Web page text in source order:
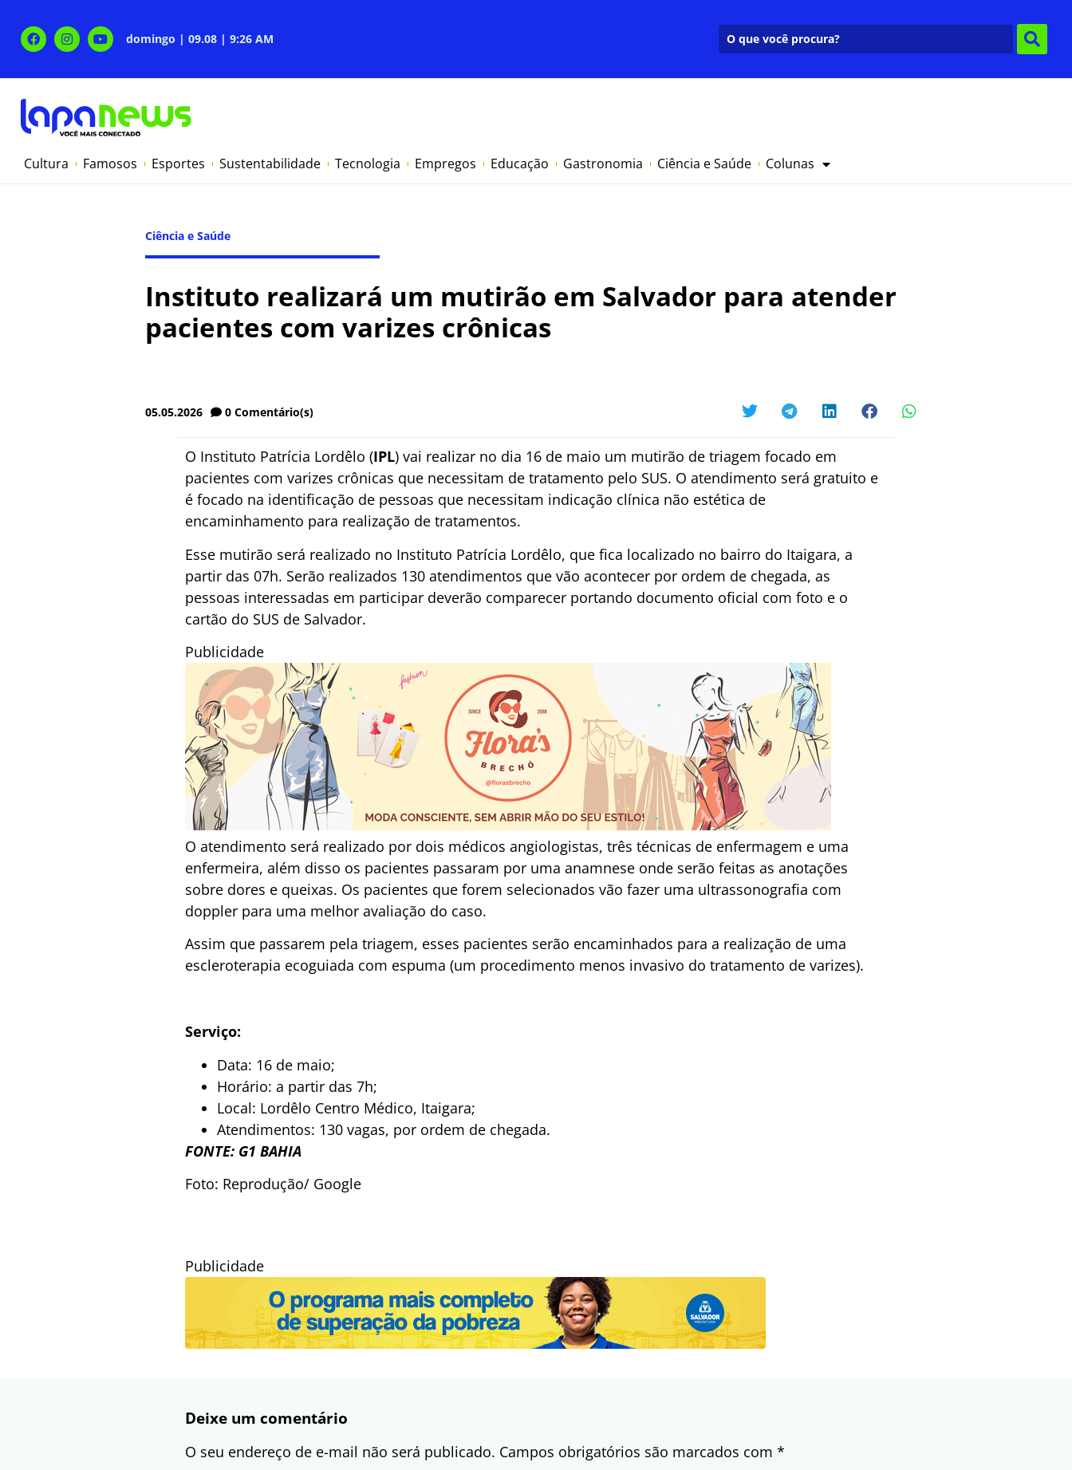
domingo | 09.08 | 9:26 AM
Cultura Famosos Esportes Sustentabilidade Tecnologia Empregos Educação Gastronomia Ciência e Saúde Colunas
Ciência e Saúde
Instituto realizará um mutirão em Salvador para atender
pacientes com varizes crônicas
05.05.2026 0 Comentário(s)
O Instituto Patrícia Lordêlo (IPL) vai realizar no dia 16 de maio um mutirão de triagem focado em
pacientes com varizes crônicas que necessitam de tratamento pelo SUS. O atendimento será gratuito e
é focado na identificação de pessoas que necessitam indicação clínica não estética de
encaminhamento para realização de tratamentos.
Esse mutirão será realizado no Instituto Patrícia Lordêlo, que fica localizado no bairro do Itaigara, a
partir das 07h. Serão realizados 130 atendimentos que vão acontecer por ordem de chegada, as
pessoas interessadas em participar deverão comparecer portando documento oficial com foto e o
cartão do SUS de Salvador.
Publicidade
O atendimento será realizado por dois médicos angiologistas, três técnicas de enfermagem e uma
enfermeira, além disso os pacientes passaram por uma anamnese onde serão feitas as anotações
sobre dores e queixas. Os pacientes que forem selecionados vão fazer uma ultrassonografia com
doppler para uma melhor avaliação do caso.
Assim que passarem pela triagem, esses pacientes serão encaminhados para a realização de uma
escleroterapia ecoguiada com espuma (um procedimento menos invasivo do tratamento de varizes).
Serviço:
Data: 16 de maio;
Horário: a partir das 7h;
Local: Lordêlo Centro Médico, Itaigara;
Atendimentos: 130 vagas, por ordem de chegada.
FONTE: G1 BAHIA
Foto: Reprodução/ Google
Publicidade
Deixe um comentário
O seu endereço de e-mail não será publicado. Campos obrigatórios são marcados com *